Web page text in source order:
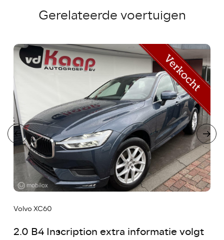
Gerelateerde voertuigen
Volvo XC60
2.0 B4 Inscription extra informatie volgt